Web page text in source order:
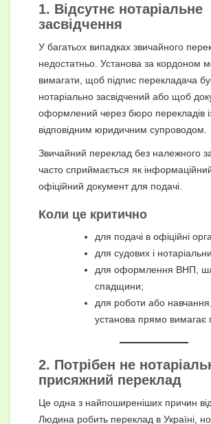
1. Відсутнє нотаріальне
засвідчення
У багатьох випадках звичайного
недостатньо. Установа за кордоном
вимагати, щоб підпис перекладача
нотаріально засвідчений або щоб
оформлений через бюро перекладів
відповідним юридичним супроводом.
Звичайний переклад без належного
часто сприймається як
офіційний документ для подачі.
Коли це критично
для подачі в офіційні
для судових і
для оформлення ВНП,
спадщини;
для роботи або
установа прямо вимагає
2. Потрібен не
присяжний переклад
Це одна з найпоширеніших причин
Людина робить переклад в Україні,